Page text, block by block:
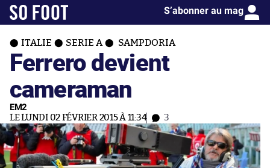
S’abonner au mag
ITALIE SERIE A SAMPDORIA
Ferrero devient
cameraman
EM2
LE LUNDI 02 FÉVRIER 2015 À 11:34 3